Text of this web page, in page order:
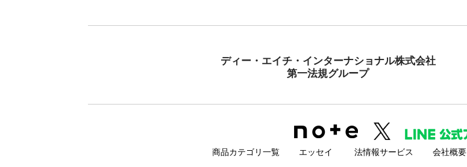
ディー・エイチ・インターナショナル株式会社
第一法規グループ
商品カテゴリ一覧 エッセイ 法情報サービス 会社概要